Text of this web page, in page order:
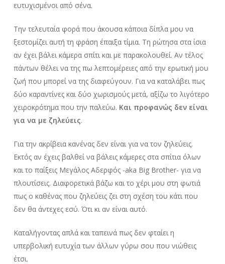
ευτυχισμένοι από σένα.
Tην τελευταία φορά που άκουσα κάποια δίπλα μου να
ξεστομίζει αυτή τη φράση έπαιξα τίμια. Τη ρώτησα στα ίσια
αν έχει βάλει κάμερα σπίτι και με παρακολουθεί. Αν τέλος
πάντων θέλει να της πω λεπτομέρειες από την ερωτική μου
ζωή που μπορεί να της διαφεύγουν. Για να καταλάβει πως
δύο καραντίνες και δύο χωρισμούς μετά, αξίζω το λιγότερο
χειροκρότημα που την παλεύω. Και προφανώς δεν είναι
για να με ζηλεύεις.
Για την ακρίβεια κανένας δεν είναι για να τον ζηλεύεις.
Εκτός αν έχεις βαλθεί να βάλεις κάμερες στα σπίτια όλων
και το παίξεις Μεγάλος Αδερφός -aka Big Brother- για να
πλουτίσεις. Διαφορετικά βάζω και το χέρι μου στη φωτιά
πως ο καθένας που ζηλεύεις ζει στη σχέση του κάτι που
δεν θα άντεχες εσύ. Ότι κι αν είναι αυτό.
Καταλήγοντας απλά και ταπεινά πως δεν φταίει η
υπερβολική ευτυχία των άλλων γύρω σου που νιώθεις
έτσι.